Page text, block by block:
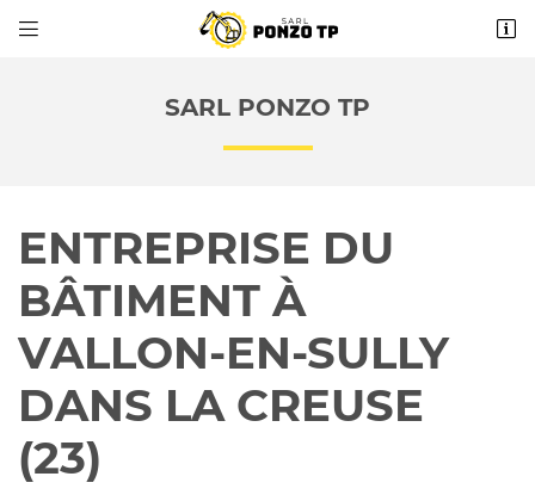
 
 Adresse email de réception
Recopier le code ci-contre
Rafraîchir le captcha
SARL PONZO TP
ENTREPRISE DU
BÂTIMENT À
VALLON-EN-SULLY
DANS LA CREUSE
(23)